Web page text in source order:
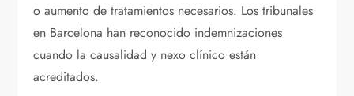
o aumento de tratamientos necesarios. Los tribunales
en Barcelona han reconocido indemnizaciones
cuando la causalidad y nexo clínico están
acreditados.